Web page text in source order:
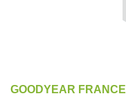
GOODYEAR FRANCE